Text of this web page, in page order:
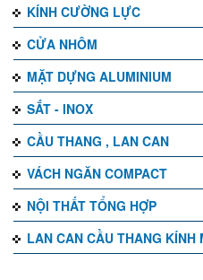
KÍNH CƯỜNG LỰC
CỬA NHÔM
MẶT DỰNG ALUMINIUM
SẮT - INOX
CẦU THANG , LAN CAN
VÁCH NGĂN COMPACT
NỘI THẤT TỔNG HỢP
LAN CAN CẦU THANG KÍNH